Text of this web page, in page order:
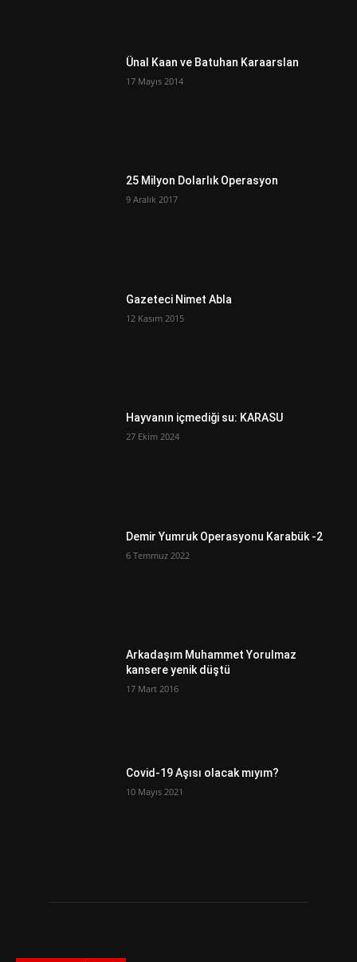
Ünal Kaan ve Batuhan Karaarslan
17 Mayıs 2014
25 Milyon Dolarlık Operasyon
9 Aralık 2017
Gazeteci Nimet Abla
12 Kasım 2015
Hayvanın içmediği su: KARASU
27 Ekim 2024
Demir Yumruk Operasyonu Karabük -2
6 Temmuz 2022
Arkadaşım Muhammet Yorulmaz
kansere yenik düştü
17 Mart 2016
Covid-19 Aşısı olacak mıyım?
10 Mayıs 2021